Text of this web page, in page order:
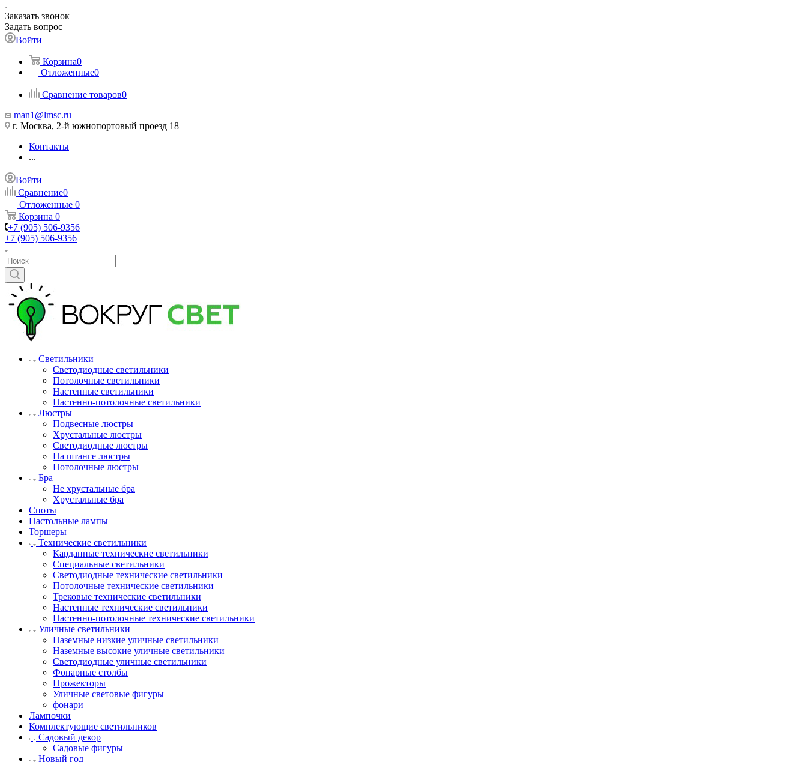
Заказать звонок
Задать вопрос
Войти
Корзина0
Отложенные0
Сравнение товаров0
man1@lmsc.ru
г. Москва, 2-й южнопортовый проезд 18
Контакты
...
Войти
Сравнение0
Отложенные 0
Корзина 0
+7 (905) 506-9356
+7 (905) 506-9356
Светильники
Светодиодные светильники
Потолочные светильники
Настенные светильники
Настенно-потолочные светильники
Люстры
Подвесные люстры
Хрустальные люстры
Светодиодные люстры
На штанге люстры
Потолочные люстры
Бра
Не хрустальные бра
Хрустальные бра
Споты
Настольные лампы
Торшеры
Технические светильники
Карданные технические светильники
Специальные светильники
Светодиодные технические светильники
Потолочные технические светильники
Трековые технические светильники
Настенные технические светильники
Настенно-потолочные технические светильники
Уличные светильники
Наземные низкие уличные светильники
Наземные высокие уличные светильники
Светодиодные уличные светильники
Фонарные столбы
Прожекторы
Уличные световые фигуры
фонари
Лампочки
Комплектующие светильников
Садовый декор
Садовые фигуры
Новый год